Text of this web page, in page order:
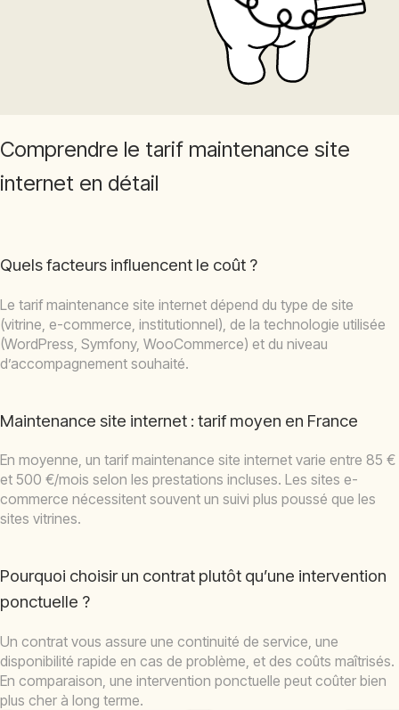
Comprendre le tarif maintenance site
internet en détail
Quels facteurs influencent le coût ?
Le tarif maintenance site internet dépend du type de site
(vitrine, e-commerce, institutionnel), de la technologie utilisée
(WordPress, Symfony, WooCommerce) et du niveau
d’accompagnement souhaité.
Maintenance site internet : tarif moyen en France
En moyenne, un tarif maintenance site internet varie entre 85 €
et 500 €/mois selon les prestations incluses. Les sites e-
commerce nécessitent souvent un suivi plus poussé que les
sites vitrines.
Pourquoi choisir un contrat plutôt qu’une intervention
ponctuelle ?
Un contrat vous assure une continuité de service, une
disponibilité rapide en cas de problème, et des coûts maîtrisés.
En comparaison, une intervention ponctuelle peut coûter bien
plus cher à long terme.